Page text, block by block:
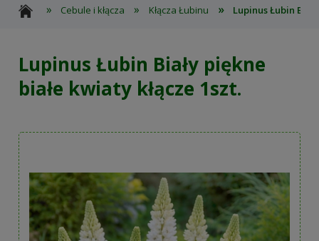
» Cebule i kłącza » Kłącza Łubinu » Lupinus Łubin
Lupinus Łubin Biały piękne
białe kwiaty kłącze 1szt.